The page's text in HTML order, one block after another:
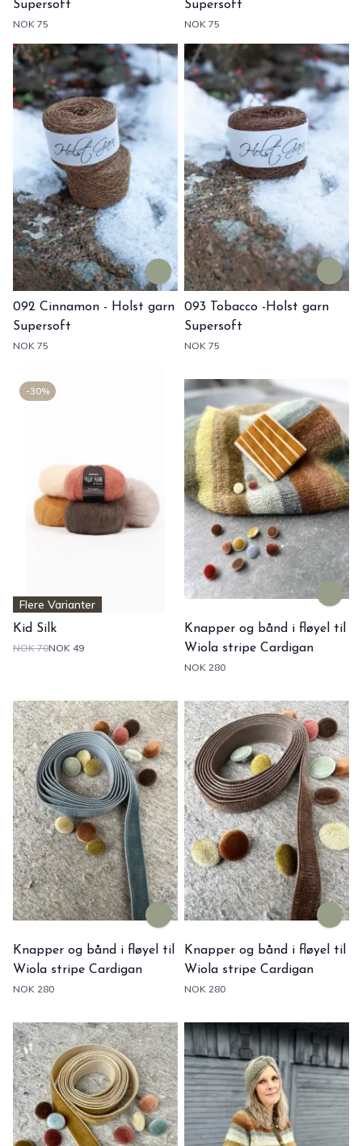
Supersoft
NOK 75
Supersoft
NOK 75
092 Cinnamon - Holst garn
Supersoft
NOK 75
093 Tobacco -Holst garn
Supersoft
NOK 75
-30%
Flere Varianter
Kid Silk
NOK 70NOK 49
Knapper og bånd i fløyel til
Wiola stripe Cardigan
NOK 280
Knapper og bånd i fløyel til
Wiola stripe Cardigan
NOK 280
Knapper og bånd i fløyel til
Wiola stripe Cardigan
NOK 280